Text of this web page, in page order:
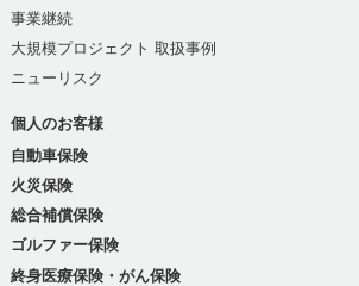
事業継続
大規模プロジェクト 取扱事例
ニューリスク
個人のお客様
自動車保険
火災保険
総合補償保険
ゴルファー保険
終身医療保険・がん保険